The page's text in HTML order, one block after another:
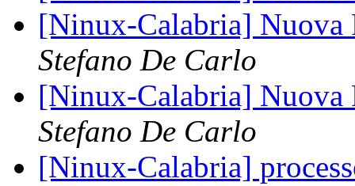
[Ninux-Calabria]
Stefano De Carlo
[Ninux-Calabria]
Stefano De Carlo
[Ninux-Calabria]